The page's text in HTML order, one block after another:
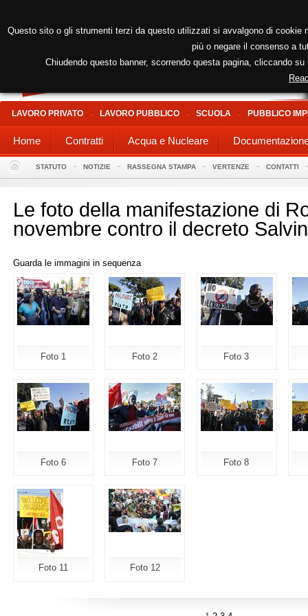
LAVORO PRIVATO LAVORO PUBBLICO SCUOLA PUBBLICO
Home Contratti Acqua e Nucleare
STATUTO NOTIZIE RASSEGNA STAMPA VERTENZE CONTATTI
Le foto della manifestazione di
novembre contro il decreto
Guarda le immagini in sequenza
Foto 1 Foto 2 Foto 3
Foto 6 Foto 7 Foto 8
Foto 11 Foto 12
Questo sito o gli strumenti terzi da questo utilizzati si avvalgono di
più o negare il consenso a
Chiudendo questo banner, scorrendo questa pagina, cliccando